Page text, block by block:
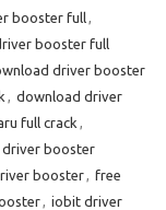
booster full,
booster full
driver booster
, download driver
full crack ,
driver booster
booster, free
, iobit driver